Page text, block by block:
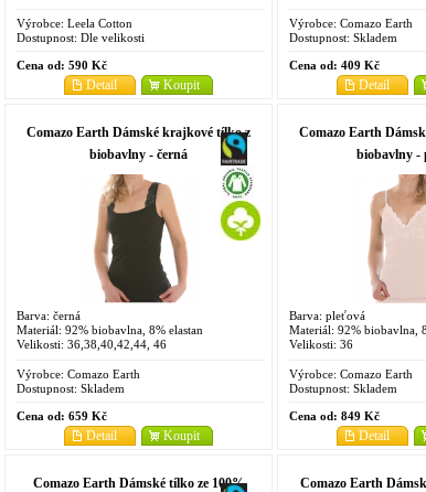
Výrobce: Leela Cotton
Dostupnost: Dle velikosti
Cena od: 590 Kč
Koupit
Detail
Výrobce: Comazo Earth
Dostupnost: Skladem
Cena od: 409 Kč
Detail
Comazo Earth Dámské krajkové tílko z
biobavlny - černá
Barva: černá
Materiál: 92% biobavlna, 8% elastan
Velikosti: 36,38,40,42,44, 46
Výrobce: Comazo Earth
Dostupnost: Skladem
Cena od: 659 Kč
Koupit
Detail
Comazo Earth
biobavlny -
Barva: pleťová
Materiál: 92% biobavlna,
Velikosti: 36
Výrobce: Comazo Earth
Dostupnost: Skladem
Cena od: 849 Kč
Detail
Comazo Earth Dámské tílko ze 100%
Comazo Earth